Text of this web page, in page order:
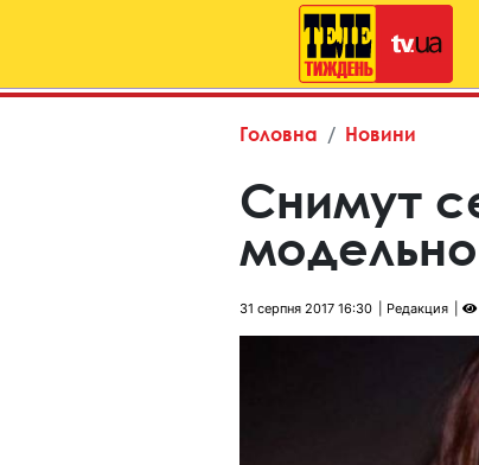
Головна Новини
Снимут
31 серпня 2017 16:30 Редакция